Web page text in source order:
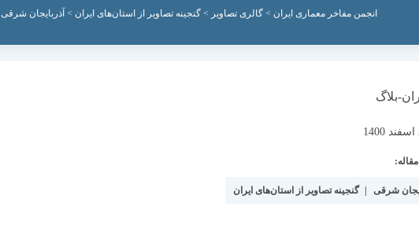
انجمن مفاخر معماری ایران > گالری تصاویر > گنجینه تصاویر از استان‌های ایران > آذربایجان شرقی
شرقی گنجینه تصاویر از استان‌های ایران